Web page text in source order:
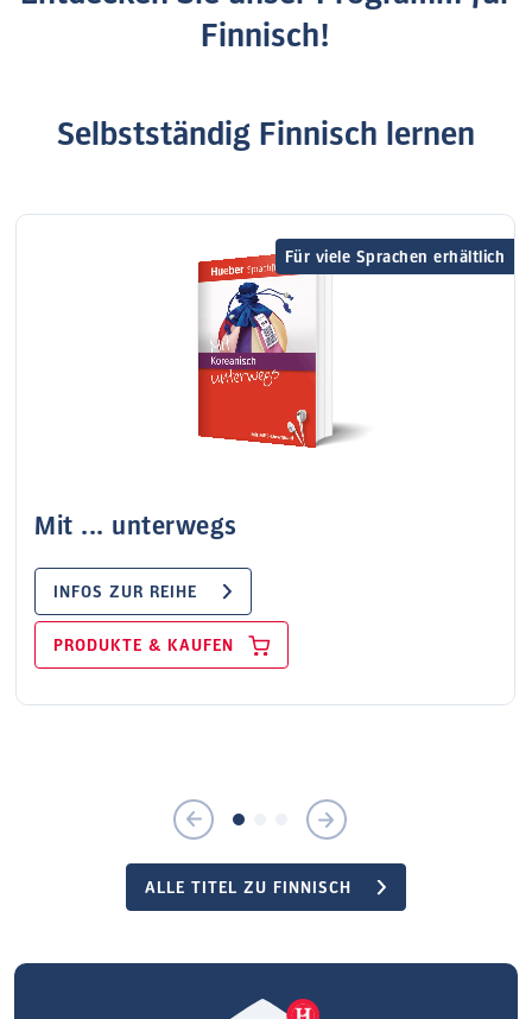
Finnisch!
Selbstständig Finnisch lernen
Für viele Sprachen erhältlich
Mit ... unterwegs
INFOS ZUR REIHE
PRODUKTE & KAUFEN
ALLE TITEL ZU FINNISCH